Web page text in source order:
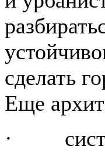
сделать
Еще
·